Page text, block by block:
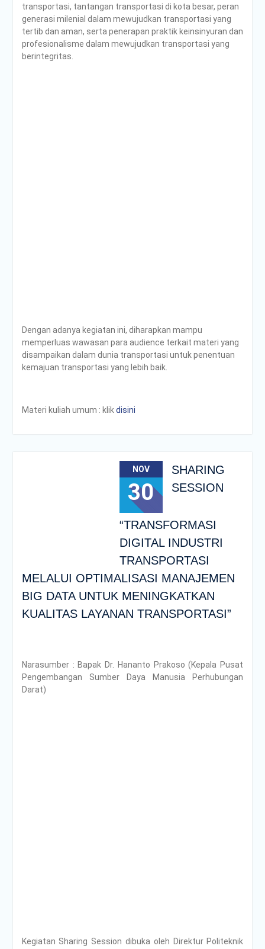
transportasi, tantangan transportasi di kota besar, peran
generasi milenial dalam mewujudkan transportasi yang
tertib dan aman, serta penerapan praktik keinsinyuran dan
profesionalisme dalam mewujudkan transportasi yang
berintegritas.
Dengan adanya kegiatan ini, diharapkan mampu
memperluas wawasan para audience terkait materi yang
disampaikan dalam dunia transportasi untuk penentuan
kemajuan transportasi yang lebih baik.
Materi kuliah umum : klikdisini
NOV
30
SHARING
SESSION
“TRANSFORMASI
DIGITAL INDUSTRI
TRANSPORTASI
MELALUI OPTIMALISASI MANAJEMEN
BIG DATA UNTUK MENINGKATKAN
KUALITAS LAYANAN TRANSPORTASI”
Narasumber : Bapak Dr. Hananto Prakoso (Kepala Pusat
Pengembangan Sumber Daya Manusia Perhubungan
Darat)
Kegiatan Sharing Session dibuka oleh Direktur Politeknik